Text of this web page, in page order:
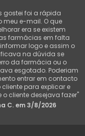
gostei foi a rápida
meu e-mail. O que
era se existem
farmácias em falta
logo e assim o
na dúvida se
da farmácia ou o
esgotado. Poderiam
entrar em contacto
para explicar e
o cliente desejava fazer"
C. em3/8/2026